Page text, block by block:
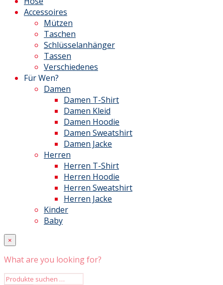
Accessoires
Mützen
Taschen
Schlüsselanhänger
Tassen
Verschiedenes
Für Wen?
Damen
Damen T-Shirt
Damen Kleid
Damen Hoodie
Damen Sweatshirt
Damen Jacke
Herren
Herren T-Shirt
Herren Hoodie
Herren Sweatshirt
Herren Jacke
Kinder
Baby
×
What are you looking for?